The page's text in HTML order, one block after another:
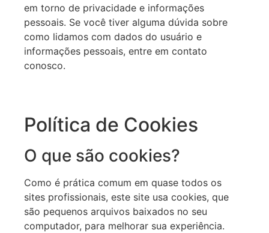
em torno de privacidade e informações
pessoais. Se você tiver alguma dúvida sobre
como lidamos com dados do usuário e
informações pessoais, entre em contato
conosco.
Política de Cookies
O que são cookies?
Como é prática comum em quase todos os
sites profissionais, este site usa cookies, que
são pequenos arquivos baixados no seu
computador, para melhorar sua experiência.